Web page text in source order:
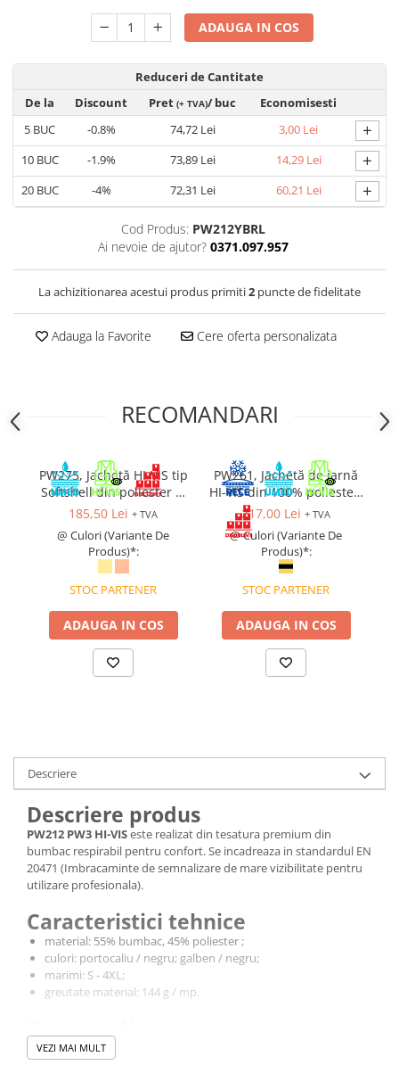
Accesorii reflectorizante (HI-VIS)
Îmbrăcăminte ANTICHIMICĂ |
Costume | Combinezoane
Antichimice | Multirisc
Halate | Sorturi Antichimice |
Multirisc
Jachete | Bluze Antichimice |
Multirisc
Pantaloni Antichimici | Multirisc
Îmbrăcăminte IGNIFUGĂ (ANTI-
Jambiere Ignifuge
Cagule | Capisoane Ignifuge
Costume | Combinezoane Ignifuge
Jachete| Bluze Ignifuge
Sorturi ignifuge
ÎNCĂLȚĂMINTE
Pantofi outdoor
Pantofi de lucru O1
Pantofi de lucru O2
Pantofi de protecție S1
Pantofi de protecție OB
Pantofi de protecție SB
Pantofi de protecție S1P
Pantofi de protecție S2
Pantofi de protecție S3
Bocanci de protecție OB
Bocanci de lucru O2
Bocanci de protecție S1
Bocanci de protecție S1P
Bocanci de protecție S2
Bocanci de protecție S3
Cizme outdoor
Cizme de lucru OB
Cizme de lucru O4/O5
Cizme de protecție S3
Cizme de protecție S5
ADAUGA IN COS
Reduceri de Cantitate
De la
Discount Pret (+ TVA)/ buc
Economisesti
5 BUC -0.8% 74,72 Lei 3,00 Lei +
10BUC -1.9% 73,89 Lei 14,29 Lei +
20BUC -4% 72,31 Lei 60,21 Lei +
Cod Produs: PW212YBRL
Ai nevoie de ajutor? 0371.097.957
La achizitionarea acestui produs primiti2 puncte de fidelitate
Adauga la Favorite Cere oferta personalizata
RECOMANDARI
PW275, Jachetă HI-VIS tip
Softshell din poliester și
elastan, 275 g/mp
185,50 Lei + TVA
@ Culori (Variante De
Produs)*:
STOC PARTENER
ADAUGA IN COS
PW261, Jachetă de iarnă
HI-VIS din 100% poliester,
190 g/mp
217,00 Lei + TVA
@ Culori (Variante De
Produs)*:
STOC PARTENER
ADAUGA IN COS
Descriere
Descriere produs
PW212 PW3 HI-VISeste realizat din tesatura premium din
bumbac respirabil pentru confort. Se incadreaza in standardul EN
20471 (Imbracaminte de semnalizare de mare vizibilitate pentru
utilizare profesionala).
Caracteristici tehnice
material: 55% bumbac, 45% poliester ;
culori: portocaliu / negru; galben / negru;
marimi: S - 4XL;
greutate material: 144 g / mp.
Compus din
- guler cu striatii.
VEZI MAI MULT